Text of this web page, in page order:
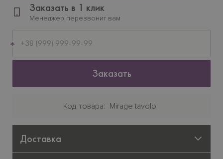
Заказать в 1 клик
Менеджер перезвонит вам
телефон
Заказать
Код товара Mirage tavolo
Доставка